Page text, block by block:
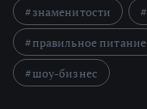
знаменитости
правильное питание
шоу-бизнес